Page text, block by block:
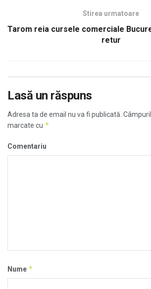
Stirea urmatoare
Tarom reia cursele comerciale
retur
Lasă un răspuns
Adresa ta de email nu va fi publicată.
marcate cu *
Comentariu
Nume *